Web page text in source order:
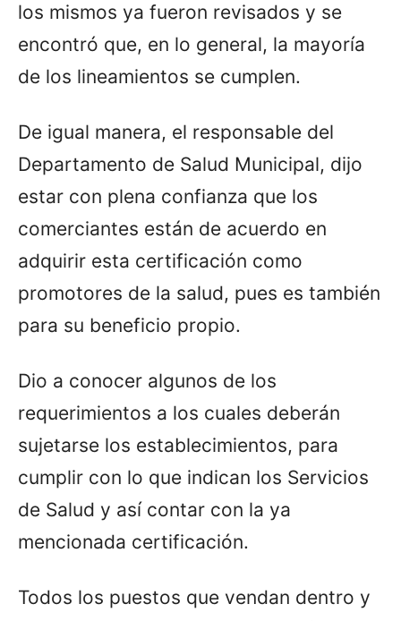
los mismos ya fueron revisados y se
encontró que, en lo general, la mayoría
de los lineamientos se cumplen.
De igual manera, el responsable del
Departamento de Salud Municipal, dijo
estar con plena confianza que los
comerciantes están de acuerdo en
adquirir esta certificación como
promotores de la salud, pues es también
para su beneficio propio.
Dio a conocer algunos de los
requerimientos a los cuales deberán
sujetarse los establecimientos, para
cumplir con lo que indican los Servicios
de Salud y así contar con la ya
mencionada certificación.
Todos los puestos que vendan dentro y